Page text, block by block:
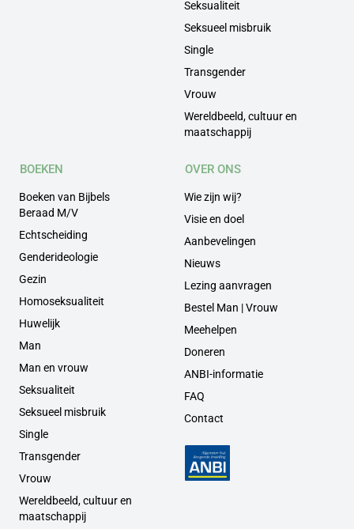
Seksualiteit
Seksueel misbruik
Single
Transgender
Vrouw
Wereldbeeld, cultuur en
maatschappij
BOEKEN
Boeken van Bijbels
Beraad M/V
Echtscheiding
Genderideologie
Gezin
Homoseksualiteit
Huwelijk
Man
Man en vrouw
Seksualiteit
Seksueel misbruik
Single
Transgender
Vrouw
Wereldbeeld, cultuur en
maatschappij
OVER ONS
Wie zijn wij?
Visie en doel
Aanbevelingen
Nieuws
Lezing aanvragen
Bestel Man | Vrouw
Meehelpen
Doneren
ANBI-informatie
FAQ
Contact